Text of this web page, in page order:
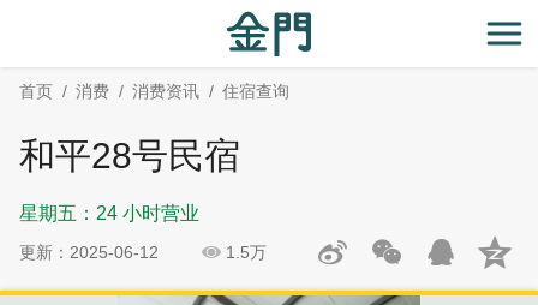
主
开
首页 消费 消费资讯 住宿查询
和平28号民宿
星期五：24 小时营业
更新：2025-06-12 1.5万
社